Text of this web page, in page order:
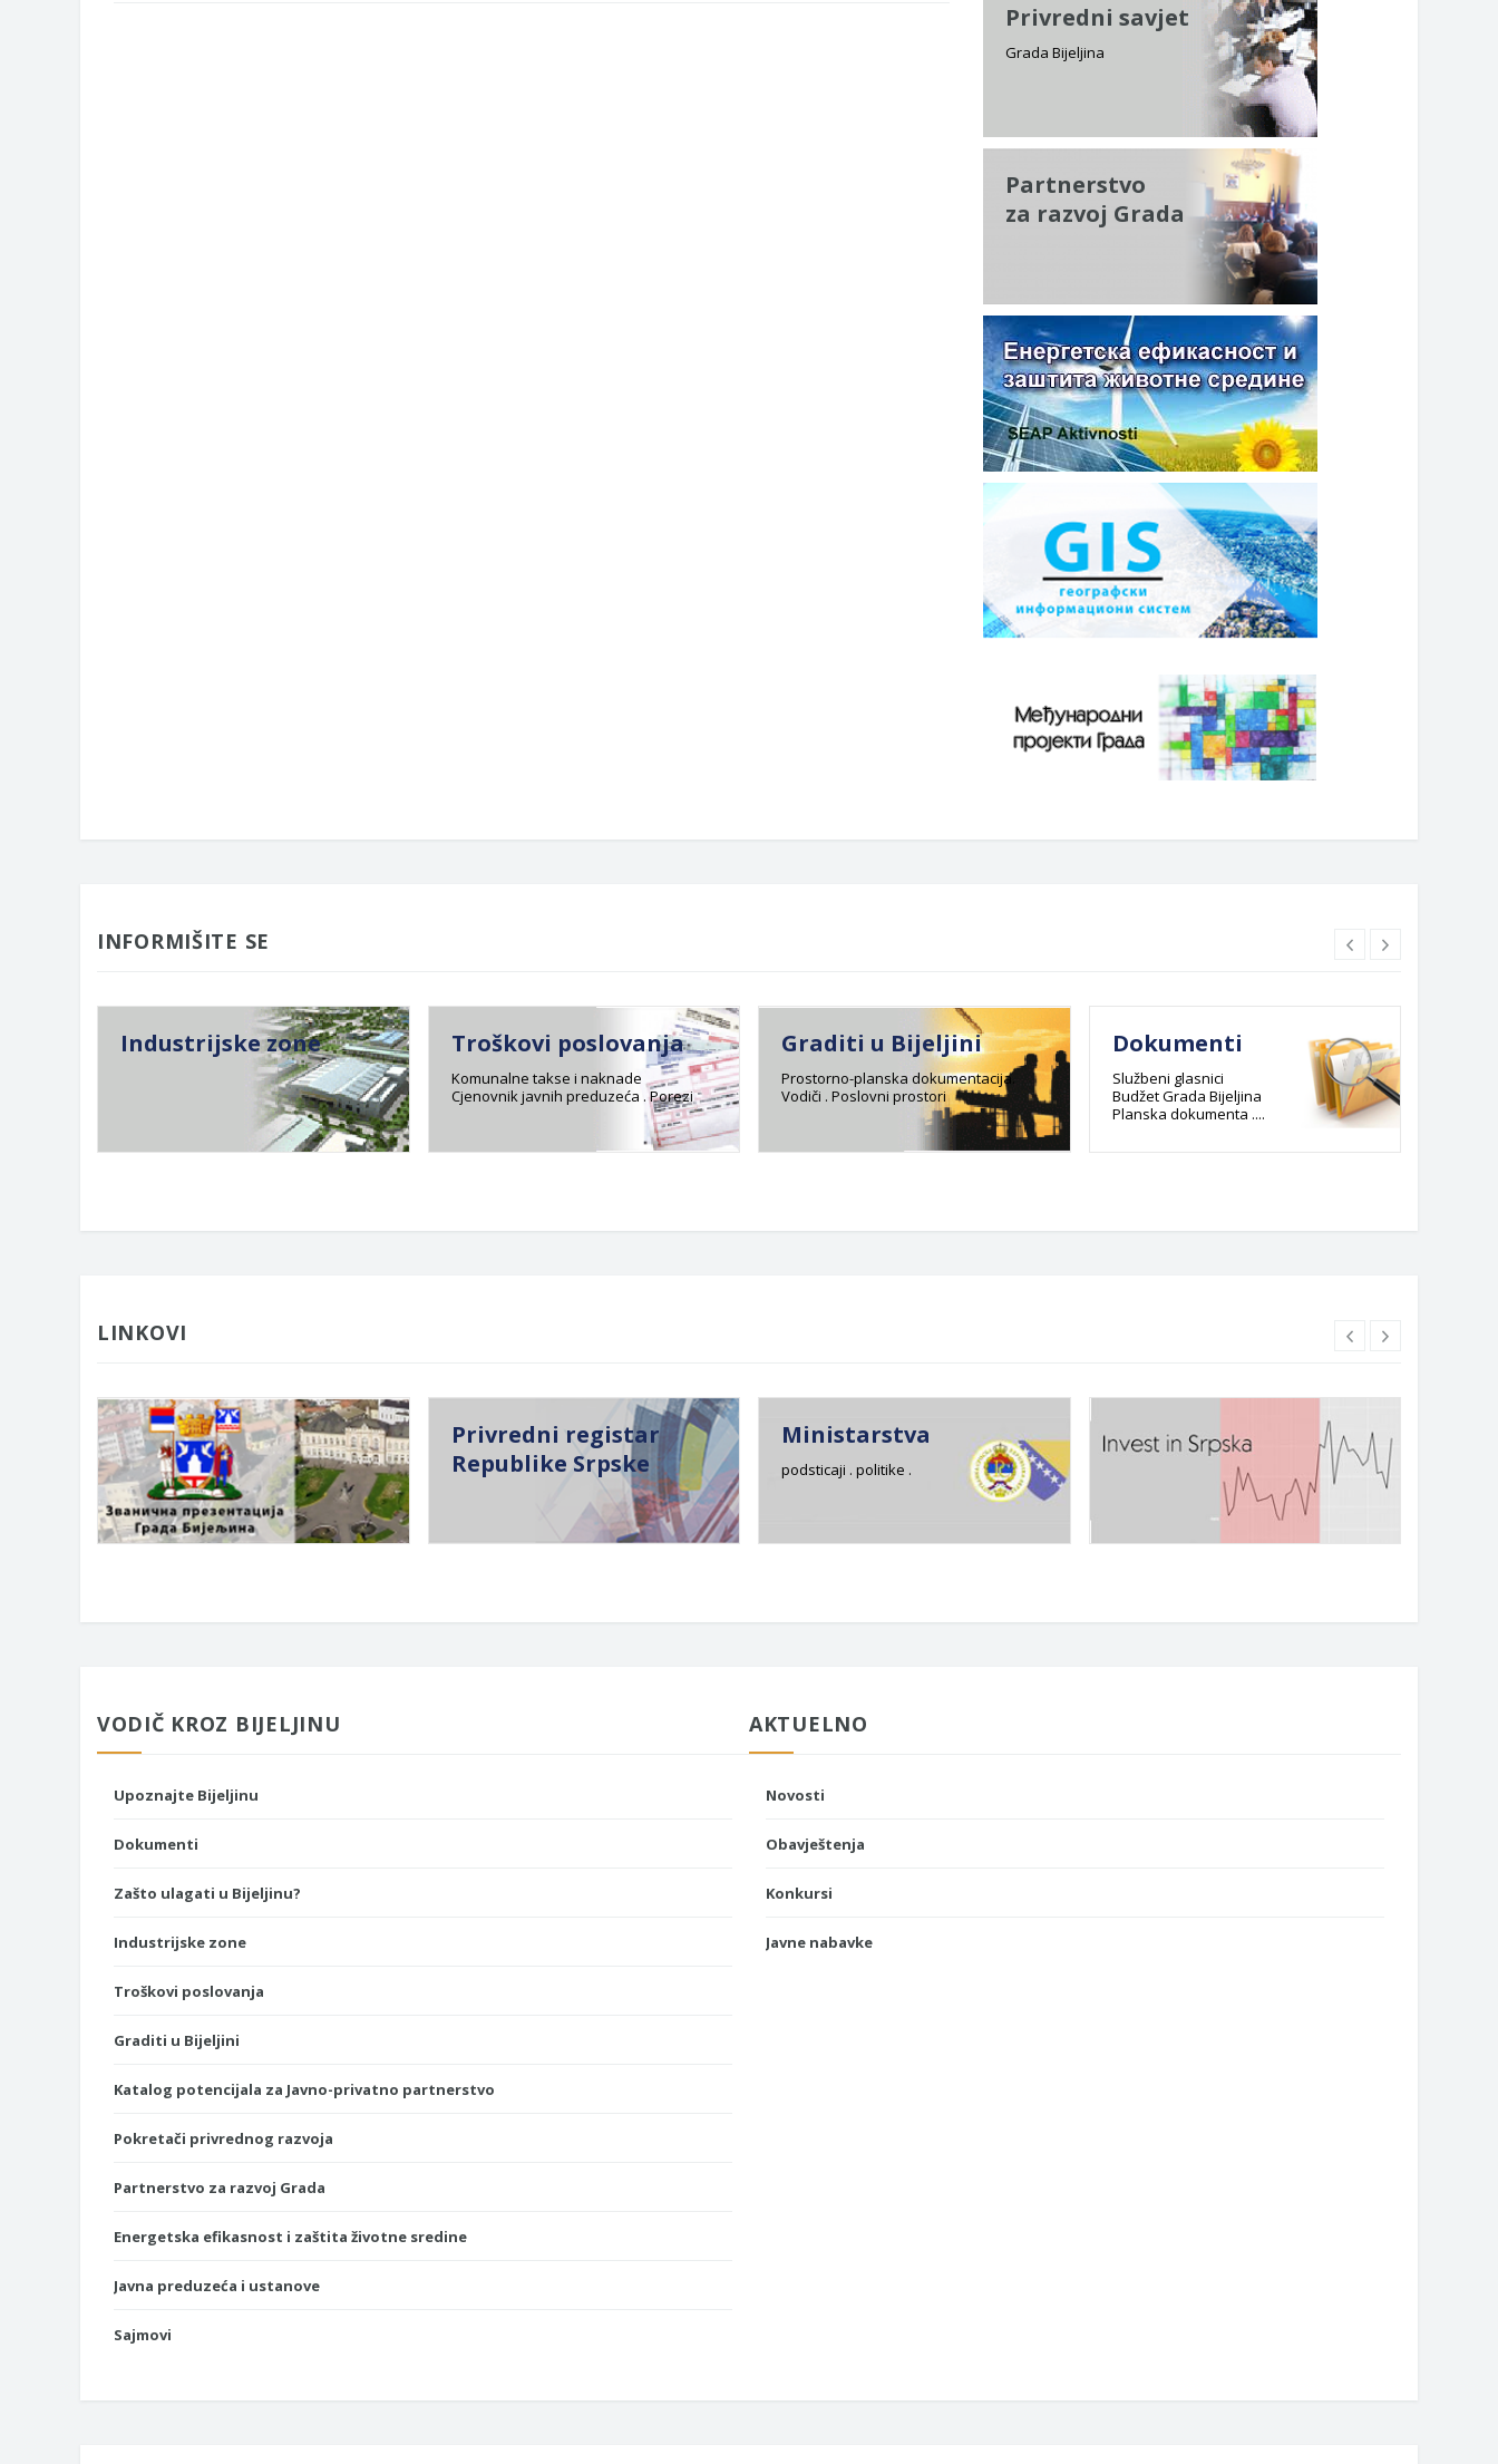
Privredni savjet
Grada Bijeljina
Partnerstvo
za razvoj Grada
INFORMIŠITE SE
Industrijske zone Troškovi poslovanja
Komunalne takse i naknade
Cjenovnik javnih preduzeća . Porezi
Graditi u Bijeljini
Prostorno-planska dokumentacija.
Vodiči . Poslovni prostori
Dokumenti
Službeni glasnici
Budžet Grada Bijeljina
Planska dokumenta ....
LINKOVI
Privredni registar
Republike Srpske
Ministarstva
podsticaji . politike .
VODIČ KROZ BIJELJINU
Upoznajte Bijeljinu
Dokumenti
Zašto ulagati u Bijeljinu?
Industrijske zone
Troškovi poslovanja
Graditi u Bijeljini
Katalog potencijala za Javno-privatno partnerstvo
Pokretači privrednog razvoja
Partnerstvo za razvoj Grada
Energetska efikasnost i zaštita životne sredine
Javna preduzeća i ustanove
Sajmovi
AKTUELNO
Novosti
Obavještenja
Konkursi
Javne nabavke